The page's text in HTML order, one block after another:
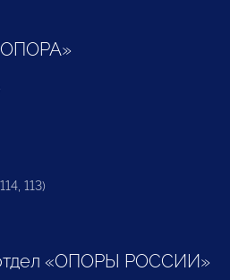
113)
«ОПОРЫ РОССИИ»